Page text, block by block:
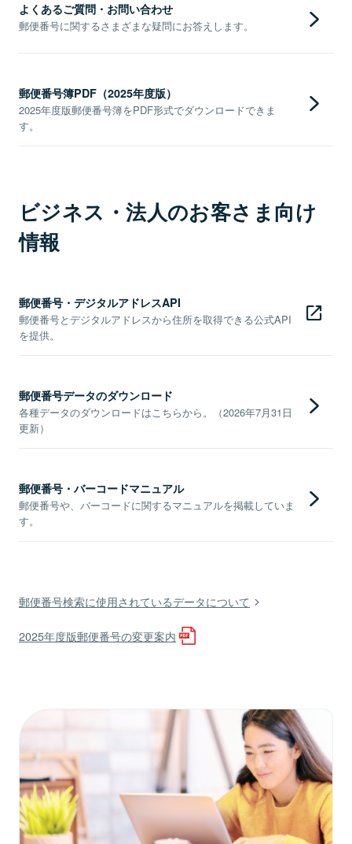
よくあるご質問・お問い合わせ
郵便番号に関するさまざまな疑問にお答えします。
郵便番号簿PDF（2025年度版）
2025年度版郵便番号簿をPDF形式でダウンロードできま
す。
ビジネス・法人のお客さま向け
情報
郵便番号・デジタルアドレスAPI
郵便番号とデジタルアドレスから住所を取得できる公式API
を提供。
郵便番号データのダウンロード
各種データのダウンロードはこちらから。（2026年7月31日
更新）
郵便番号・バーコードマニュアル
郵便番号や、バーコードに関するマニュアルを掲載していま
す。
郵便番号検索に使用されているデータについて
2025年度版郵便番号の変更案内